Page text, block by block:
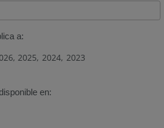
2025 2024 2023